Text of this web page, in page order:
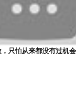
，只怕从来都没有过机